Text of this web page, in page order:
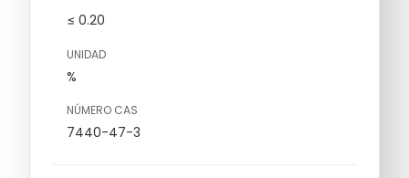
≤ 0.20
UNIDAD
%
NÚMERO CAS
7440-47-3